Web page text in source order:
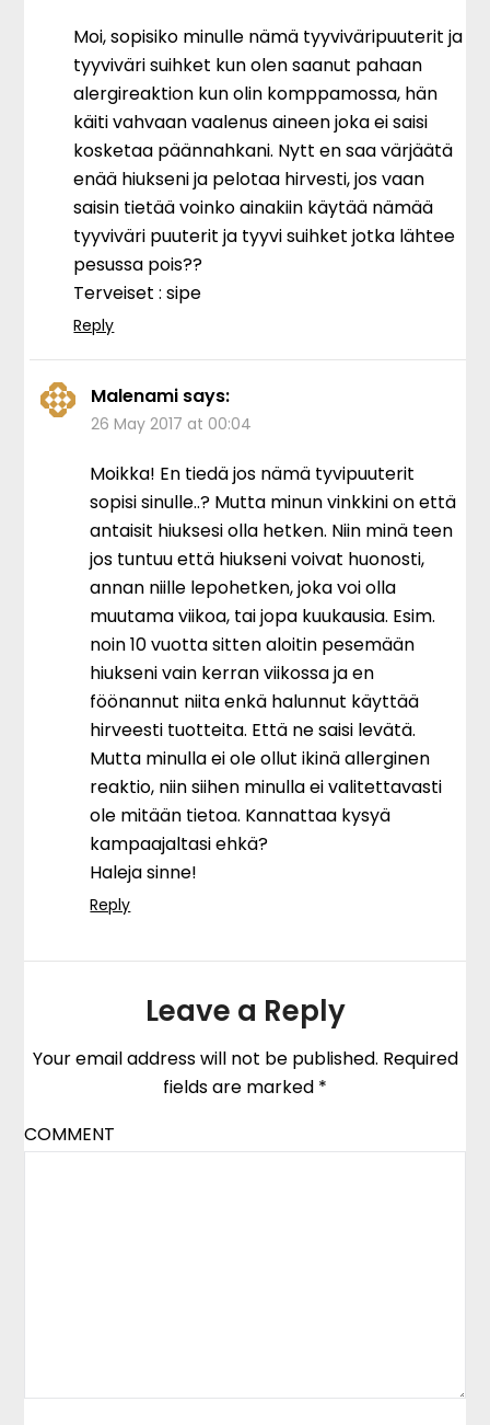
Moi, sopisiko minulle nämä tyyviväripuuterit ja
tyyviväri suihket kun olen saanut pahaan
alergireaktion kun olin komppamossa, hän
käiti vahvaan vaalenus aineen joka ei saisi
kosketaa päännahkani. Nytt en saa värjäätä
enää hiukseni ja pelotaa hirvesti, jos vaan
saisin tietää voinko ainakiin käytää nämää
tyyviväri puuterit ja tyyvi suihket jotka lähtee
pesussa pois??
Terveiset : sipe
Reply
Malenami says:
26 May 2017 at 00:04
Moikka! En tiedä jos nämä tyvipuuterit
sopisi sinulle..? Mutta minun vinkkini on että
antaisit hiuksesi olla hetken. Niin minä teen
jos tuntuu että hiukseni voivat huonosti,
annan niille lepohetken, joka voi olla
muutama viikoa, tai jopa kuukausia. Esim.
noin 10 vuotta sitten aloitin pesemään
hiukseni vain kerran viikossa ja en
föönannut niita enkä halunnut käyttää
hirveesti tuotteita. Että ne saisi levätä.
Mutta minulla ei ole ollut ikinä allerginen
reaktio, niin siihen minulla ei valitettavasti
ole mitään tietoa. Kannattaa kysyä
kampaajaltasi ehkä?
Haleja sinne!
Reply
Leave a Reply
Your email address will not be published. Required
fields are marked *
COMMENT